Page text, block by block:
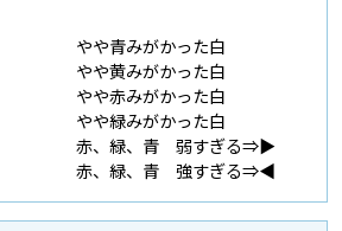
やや青みがかった白
やや黄みがかった白
やや赤みがかった白
やや緑みがかった白
赤、緑、青 弱すぎる⇒▶
赤、緑、青 強すぎる⇒◀